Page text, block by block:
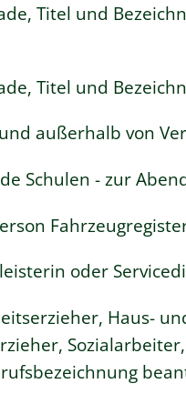
Titel und
Titel und
außerhalb von
Schulen - zur
oder
Haus-